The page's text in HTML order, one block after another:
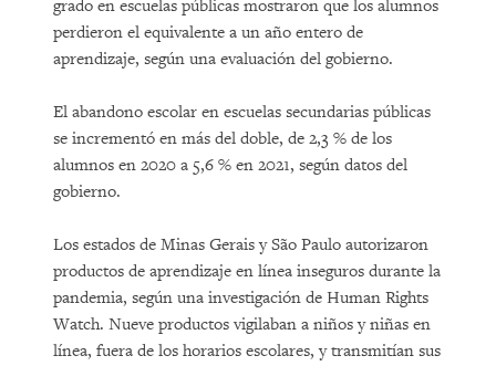
grado en escuelas públicas mostraron que los alumnos
perdieron el equivalente a un año entero de
aprendizaje, según una evaluación del gobierno.
El abandono escolar en escuelas secundarias públicas
se incrementó en más del doble, de 2,3 % de los
alumnos en 2020 a 5,6 % en 2021, según datos del
gobierno.
Los estados de Minas Gerais y São Paulo autorizaron
productos de aprendizaje en línea inseguros durante la
pandemia, según una investigación de Human Rights
Watch. Nueve productos vigilaban a niños y niñas en
línea, fuera de los horarios escolares, y transmitían sus